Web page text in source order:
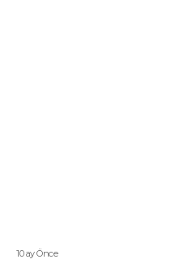
10 ay Önce